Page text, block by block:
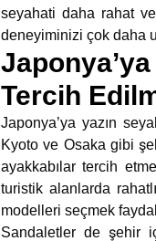
seyahati daha rahat
deneyiminizi çok daha
Tercih
Japonya’ya yazın
Kyoto ve Osaka gibi
ayakkabılar tercih
turistik alanlarda
modelleri seçmek
Sandaletler de şehir